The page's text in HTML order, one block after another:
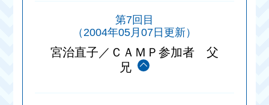
第7回目
（2004年05月07日更新）
宮治直子／ＣＡＭＰ参加者 父
兄